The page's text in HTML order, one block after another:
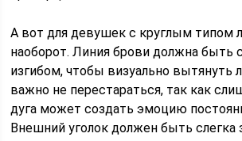
А вот для девушек с круглым типом
наоборот. Линия брови должна быть
изгибом, чтобы визуально вытянуть
важно не перестараться, так как
дуга может создать эмоцию
Внешний уголок должен быть слегка